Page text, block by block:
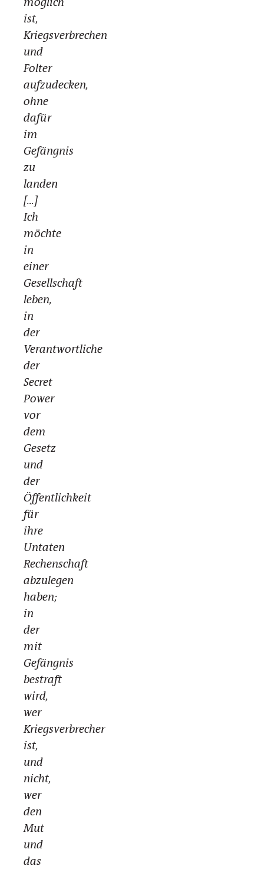
ist,
Kriegsverbrechen
und
Folter
aufzudecken,
ohne
dafür
im
Gefängnis
zu
landen
[…]
Ich
möchte
in
einer
Gesellschaft
leben,
in
der
Verantwortliche
der
Secret
Power
vor
dem
Gesetz
und
der
Öffentlichkeit
für
ihre
Untaten
Rechenschaft
abzulegen
haben;
in
der
mit
Gefängnis
bestraft
wird,
wer
Kriegsverbrecher
ist,
und
nicht,
wer
den
Mut
und
das